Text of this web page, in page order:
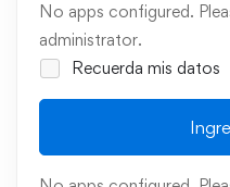
No apps configured.
administrator.
Recuerda mis datos